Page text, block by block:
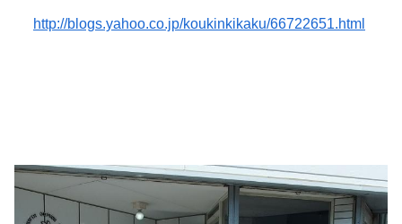
http://blogs.yahoo.co.jp/koukinkikaku/66722651.html